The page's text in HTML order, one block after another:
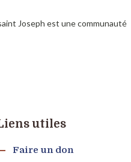
Joseph est une communauté
utiles
Faire un don